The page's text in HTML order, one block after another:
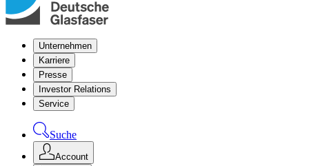
Unternehmen
Karriere
Presse
Investor Relations
Service
Suche
Account